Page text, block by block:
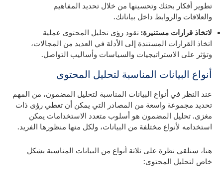
تطوير أفكار بحثك وتحسينها من خلال تحديد المفاهيم
والعلاقات والروابط داخل بياناتك.
لاتخاذ قرارات مستنيرة:تقود رؤى تحليل المحتوى عملية
اتخاذ القرارات المستندة إلى الأدلة في العديد من المجالات،
وتؤثر على الاستراتيجيات والسياسات وأساليب التواصل.
أنواع البيانات المناسبة لتحليل المحتوى
عند النظر في أنواع البيانات المناسبة لتحليل المضمون، من المهم
تحديد مجموعة واسعة من المصادر التي يمكن أن تعطي رؤى ذات
مغزى. تحليل المضمون هو أسلوب متعدد الاستخدامات يمكن
استخدامه لأنواع مختلفة من البيانات، ولكل منها منظورها الفريد.
هنا، سنلقي نظرة على ثلاثة أنواع من البيانات المناسبة بشكل
خاص لتحليل المحتوى: